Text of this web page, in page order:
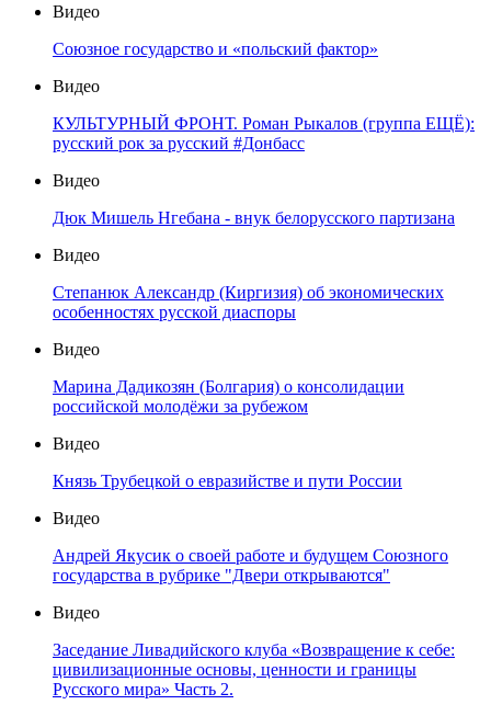
Видео
Союзное государство и «польский фактор»
Видео
КУЛЬТУРНЫЙ ФРОНТ. Роман Рыкалов (группа ЕЩЁ):
русский рок за русский #Донбасс
Видео
Дюк Мишель Нгебана - внук белорусского партизана
Видео
Степанюк Александр (Киргизия) об экономических
особенностях русской диаспоры
Видео
Марина Дадикозян (Болгария) о консолидации
российской молодёжи за рубежом
Видео
Князь Трубецкой о евразийстве и пути России
Видео
Андрей Якусик о своей работе и будущем Союзного
государства в рубрике "Двери открываются"
Видео
Заседание Ливадийского клуба «Возвращение к себе:
цивилизационные основы, ценности и границы
Русского мира» Часть 2.